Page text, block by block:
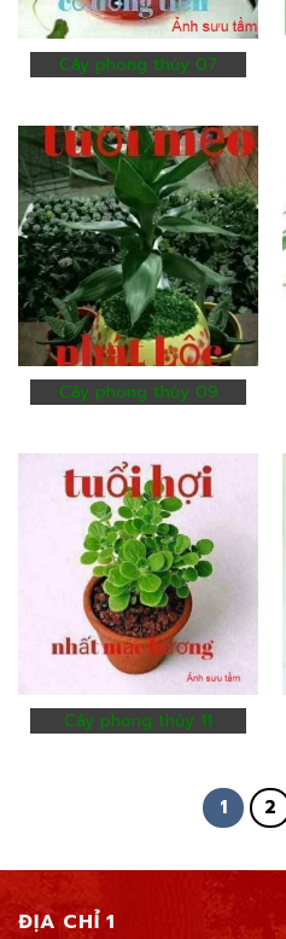
Cây phong thủy 07
Cây phong thủy 09
Cây phong thủy 11
1 2
ĐỊA CHỈ 1